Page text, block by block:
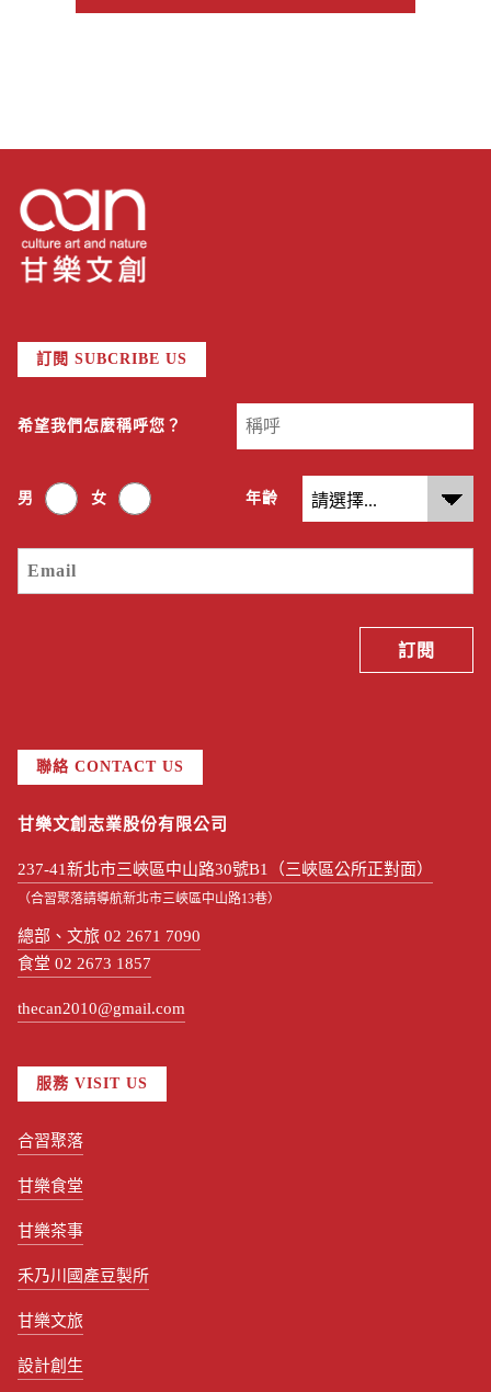
訂閱 SUBCRIBE US
希望我們怎麼稱呼您？
男 女 年齡
聯絡 CONTACT US
甘樂文創志業股份有限公司
237-41新北市三峽區中山路30號B1（三峽區公所正對面）
（合習聚落請導航新北市三峽區中山路13巷）
總部、文旅 02 2671 7090
食堂 02 2673 1857
thecan2010@gmail.com
服務 VISIT US
合習聚落
甘樂食堂
甘樂茶事
禾乃川國產豆製所
甘樂文旅
設計創生